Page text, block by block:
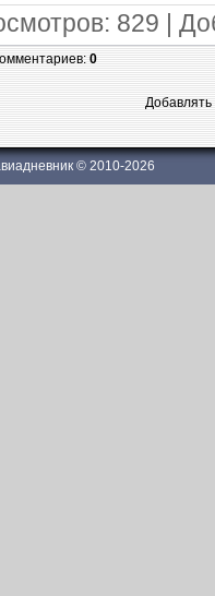
: 829 |
:0
Добавлять
© 2010-2026